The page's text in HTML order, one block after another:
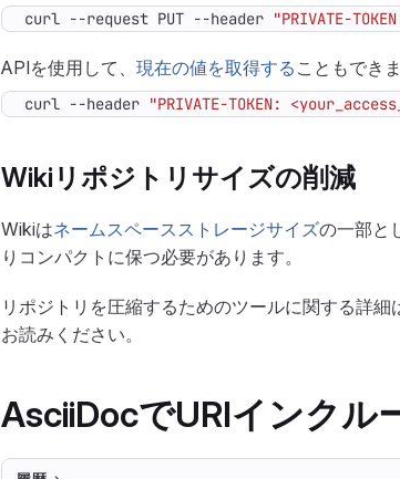
curl --request PUT --header "PRIVATE-
APIを使用して、 現在の値を取得する こともでき
curl --header "PRIVATE-TOKEN:
Wikiリポジトリサイズの削減
Wikiはネームスペースストレージサイズの一部と
りコンパクトに保つ必要があります。
リポジトリを圧縮するためのツールに関する詳細
お読みください。
AsciiDocでURIインクル